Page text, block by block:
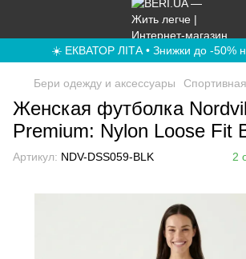
☀️ ЕКВАТОР ЛІТА • Знижки до -50%
Бери одежду и аксессуары
Женская футболка
Premium: Nylon Loose Fit
Артикул: NDV-DSS059-BLK 2